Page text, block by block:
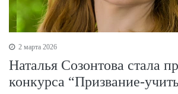
2 марта 2026
Наталья Созонтова стала
конкурса “Призвание-